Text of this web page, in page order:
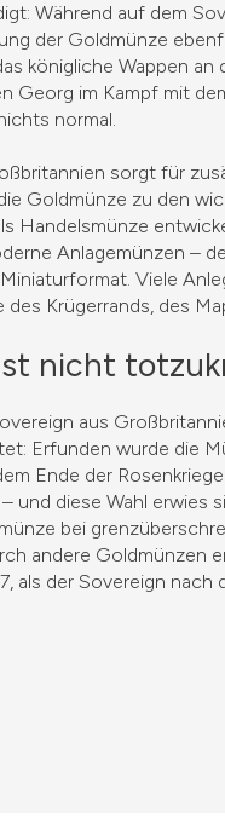
Während auf dem
der Goldmünze
königliche Wappen
Georg im Kampf mit
normal.
sorgt für
die Goldmünze zu den
Handelsmünze
Anlagemünzen –
Viele
Krügerrands, des
nicht
aus
Erfunden wurde die
Ende der
und diese Wahl erwies
bei
andere Goldmünzen
als der Sovereign